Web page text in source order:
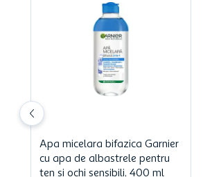
Apa micelara bifazica Garnier
cu apa de albastrele pentru
ten si ochi sensibili, 400 ml